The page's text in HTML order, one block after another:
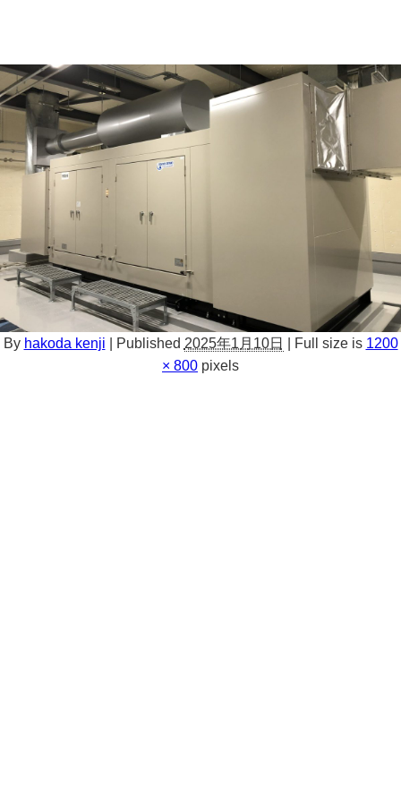
By hakoda kenji Published 2025年1月10日 Full size is 1200
× 800 pixels